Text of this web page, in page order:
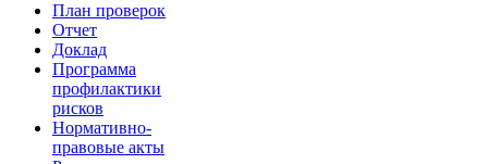
План проверок
Отчет
Доклад
Программа
профилактики
рисков
Нормативно-
правовые акты